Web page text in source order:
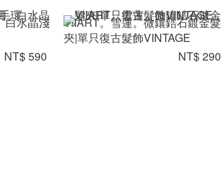
白水晶淺
NT$ 590
VIIART。雪蓮。微鑲鋯石鍍金髮
夾|單只復古髮飾VINTAGE
NT$ 290